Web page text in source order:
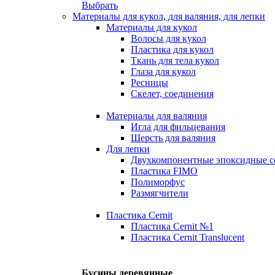
Выбрать
Материалы для кукол, для валяния, для лепки
Материалы для кукол
Волосы для кукол
Пластика для кукол
Ткань для тела кукол
Глаза для кукол
Ресницы
Скелет, соединения
Материалы для валяния
Игла для фильцевания
Шерсть для валяния
Для лепки
Двухкомпонентные эпоксидные
Пластика FIMO
Полиморфус
Размягчители
Пластика Cernit
Пластика Cernit №1
Пластика Cernit Translucent
Бусины деревянные